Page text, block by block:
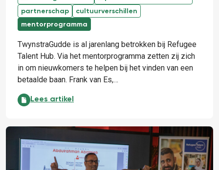
partnerschap
cultuurverschillen
mentorprogramma
TwynstraGudde is al jarenlang betrokken bij Refugee
Talent Hub. Via het mentorprogramma zetten zij zich
in om nieuwkomers te helpen bij het vinden van een
betaalde baan. Frank van Es,…
Raak bekend met grenzeloos talent:
Lees artikel